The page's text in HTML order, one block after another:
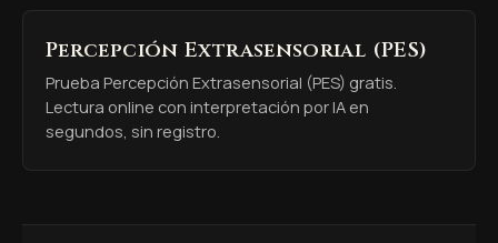
Percepción Extrasensorial (PES)
Prueba Percepción Extrasensorial (PES) gratis.
Lectura online con interpretación por IA en
segundos, sin registro.